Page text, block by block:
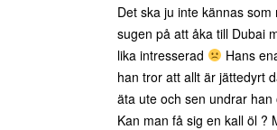
Det ska ju inte kännas
sugen på att åka till Dubai
lika intresserad
Hans
han tror att allt är jättedyrt
äta ute och sen undrar han
Kan man få sig en kall öl ?